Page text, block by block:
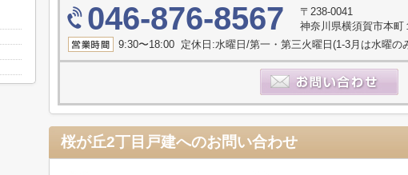
046-876-8567
〒238-0041
神奈川県横須賀市
9:30〜18:00 定休日:水曜日/第一・第三火曜日(1-3月は水曜の
桜が丘2丁目戸建へのお問い合わせ